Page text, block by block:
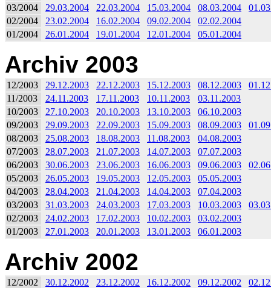
03/2004
29.03.2004 22.03.2004 15.03.2004 08.03.2004
02/2004
23.02.2004 16.02.2004 09.02.2004
02.02.2004
01/2004
26.01.2004 19.01.2004 12.01.2004 05.01.2004
Archiv 2003
12/2003 29.12.2003 22.12.2003 15.12.2003 08.12.2003
11/2003
24.11.2003 17.11.2003 10.11.2003
03.11.2003
10/2003
27.10.2003 20.10.2003 13.10.2003
06.10.2003
09/2003
29.09.2003 22.09.2003 15.09.2003 08.09.2003
08/2003
25.08.2003 18.08.2003 11.08.2003
04.08.2003
07/2003
28.07.2003 21.07.2003 14.07.2003
07.07.2003
06/2003
30.06.2003 23.06.2003 16.06.2003 09.06.2003
05/2003
26.05.2003 19.05.2003 12.05.2003
05.05.2003
04/2003
28.04.2003 21.04.2003 14.04.2003
07.04.2003
03/2003
31.03.2003 24.03.2003 17.03.2003 10.03.2003
02/2003
24.02.2003 17.02.2003 10.02.2003
03.02.2003
01/2003
27.01.2003 20.01.2003 13.01.2003 06.01.2003
Archiv 2002
12/2002 30.12.2002 23.12.2002 16.12.2002 09.12.2002